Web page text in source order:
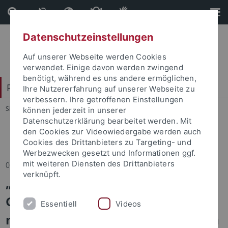
Direkt
zum
Inhalt
Direkt
zur
Fußleiste
Philosophische Fakultät
Sie sind hier: Startseite ... Fakultät
Nachrichtenarchiv
08.11.2025
„Common Ground: Kognition –
Grammatik – Kommunikation“ -
neuer Sonderforschungsbereich im
Datenschutzeinstellungen
Auf unserer Webseite werden Cookies
verwendet. Einige davon werden zwingend
benötigt, während es uns andere ermöglichen,
Ihre Nutzererfahrung auf unserer Webseite zu
verbessern. Ihre getroffenen Einstellungen
können jederzeit in unserer
Datenschutzerklärung bearbeitet werden. Mit
den Cookies zur Videowiedergabe werden auch
Cookies des Drittanbieters zu Targeting- und
Werbezwecken gesetzt und Informationen ggf.
mit weiteren Diensten des Drittanbieters
verknüpft.
Essentiell Videos